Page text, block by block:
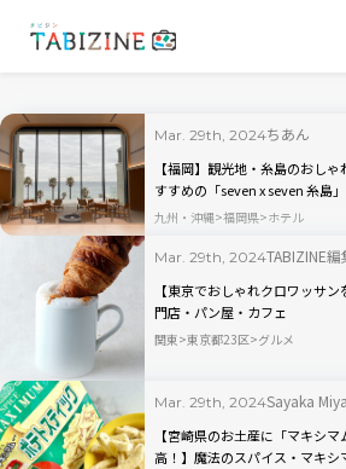
Mar. 29th, 2024ちあん
【福岡】観光地・糸島のおし
すすめの「seven x seven 糸島」
九州・沖縄 福岡県 ホテル
Mar. 29th, 2024TABIZINE
【東京でおしゃれクロワッサ
門店・パン屋・カフェ
関東 東京都23区 グルメ
Mar. 29th, 2024Sayaka
【宮崎県のお土産に「マキシ
高！】魔法のスパイス・マキ